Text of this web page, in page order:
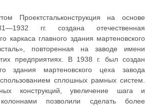
Проектстальконструкция на основе
гг. создана отечественная
каркаса главного здания мартеновского
повторенная на заводе имени
предприятиях. В 1938 г. был создан
здания мартеновского цеха завода
сплошных рамных систем.
конструкций, увеличение шага и
позволили сделать более